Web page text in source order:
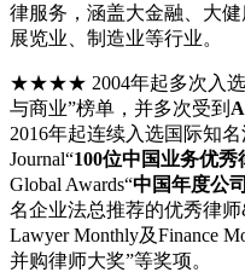
律服务，涵盖大金融、大
展览业、制造业等行业。
★★★★ 2004年起多次入选
与商业”榜单，并多次受到
2016年起连续入选国际知名
Journal“100位中国业务优秀
Global Awards“中国年度公
名企业法总推荐的优秀律
Lawyer Monthly及Finance
并购律师大奖”等奖项。